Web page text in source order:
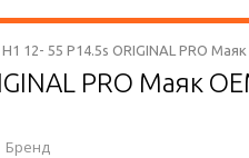
12- 55 P14.5s ORIGINAL PRO
PRO Маяк
Бренд